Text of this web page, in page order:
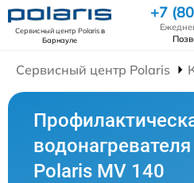
Сервисный центр Polarisв
Барнауле
+7
Сервисный центр Polaris
водонагревателя
Polaris MV 140